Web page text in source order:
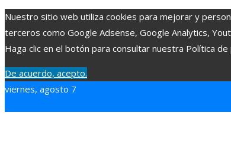
Nuestro sitio web utiliza cookies para mejorar y
terceros como Google Adsense, Google Analytics,
Haga clic en el botón para consultar nuestra Política de
De acuerdo, acepto.
viernes, agosto 7